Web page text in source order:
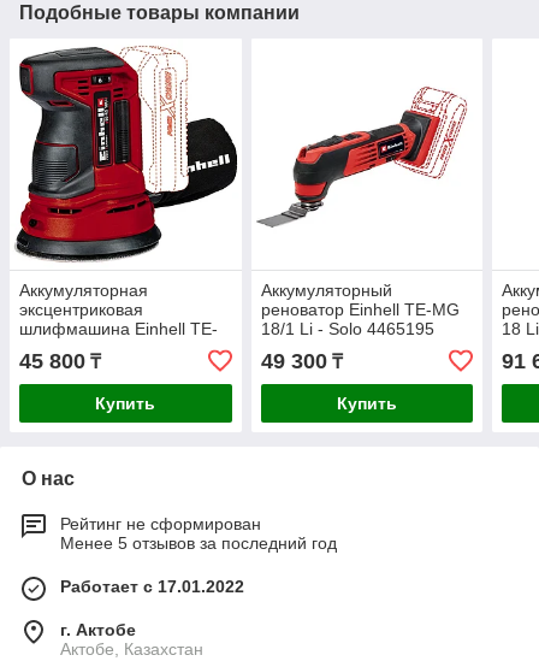
Подобные товары компании
Аккумуляторная
эксцентриковая
шлифмашина Einhell TE-
RS 18 Li-Solo 4462010
45 800 ₸
Купить
Аккумуляторный
реноватор Einhell TE-MG
18/1 Li - Solo 4465195
49 300₸
Купить
18
91
О нас
Рейтинг не сформирован
Менее 5 отзывов за последний год
Работает с 17.01.2022
г. Актобе
Актобе, Казахстан